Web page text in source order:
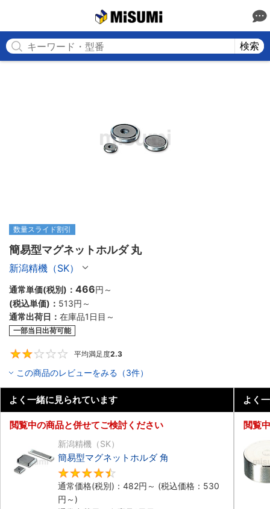
検索
数量スライド割引
簡易型マグネットホルダ 丸
新潟精機（SK）
通常単価(税別)： 466円 ～
(税込単価)： 513円 ～
通常出荷日： 在庫品1日目～
一部当日出荷可能
平均満足度2.3
この商品のレビューをみる（3件）
よく一緒に見られています
閲覧中の商品と併せてご検討ください
新潟精機（SK）
簡易型マグネットホルダ 角
通常価格(税別)： 482円 ～ (税込価格： 530
円 ～)
よく
閲覧